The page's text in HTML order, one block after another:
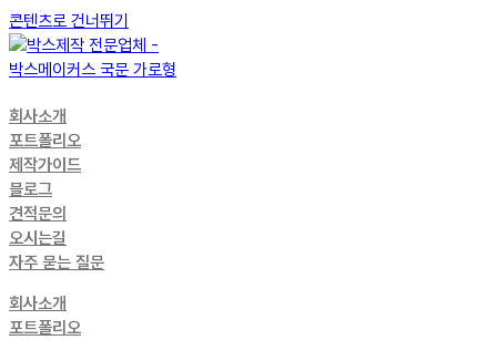
콘텐츠로 건너뛰기
회사소개
포트폴리오
제작가이드
블로그
견적문의
오시는길
자주 묻는 질문
회사소개
포트폴리오